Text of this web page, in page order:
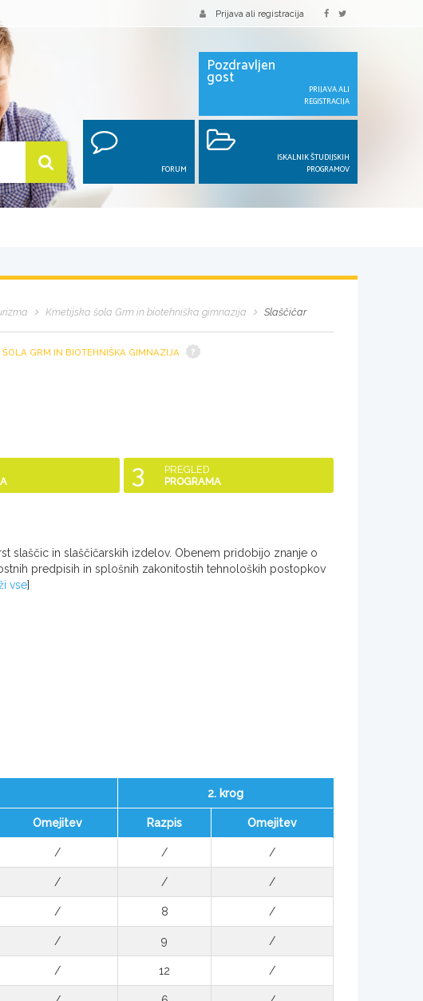
Prijava ali registracija
Pozdravljen
gost
PRIJAVA ALI
REGISTRACIJA
FORUM
ISKALNIK ŠTUDIJSKIH
PROGRAMOV
Kmetijska šola Grm in biotehniška gimnazija Slaščičar
GRM IN BIOTEHNIŠKA GIMNAZIJA
3
PREGLED
PROGRAMA
slaščic in slaščičarskih izdelov. Obenem pridobijo znanje o
predpisih in splošnih zakonitostih tehnoloških postopkov
vse]
2. krog
Omejitev Razpis Omejitev
/ / /
/ / /
/ 8 /
/ 9 /
/ 12 /